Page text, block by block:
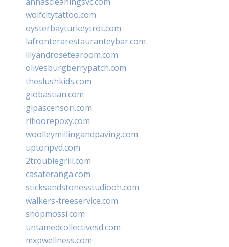
wolfcitytattoo.com
oysterbayturkeytrot.com
lafronterarestauranteybar.com
lilyandrosetearoom.com
olivesburgberrypatch.com
theslushkids.com
giobastian.com
glpascensori.com
rifloorepoxy.com
woolleymillingandpaving.com
uptonpvd.com
2troublegrill.com
casateranga.com
sticksandstonesstudiooh.com
walkers-treeservice.com
shopmossi.com
untamedcollectivesd.com
mxpwellness.com